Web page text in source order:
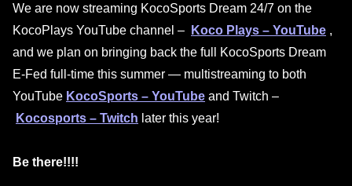
We are now streaming KocoSports Dream 24/7 on the
KocoPlays YouTube channel –
Koco Plays – YouTube ,
and we plan on bringing back the full KocoSports Dream
E-Fed full-time this summer — multistreaming to both
YouTube KocoSports – YouTube and Twitch –
Kocosports – Twitch later this year!
Be there!!!!